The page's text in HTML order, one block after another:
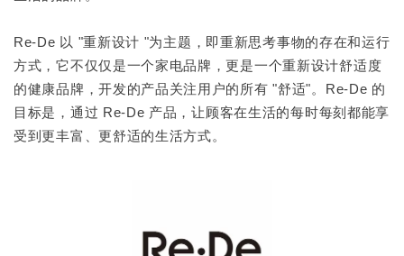
Re-De 以 "重新设计 "为主题，即重新思考事物的存在和运行
方式，它不仅仅是一个家电品牌，更是一个重新设计舒适度
的健康品牌，开发的产品关注用户的所有 "舒适"。Re-De 的
目标是，通过 Re-De 产品，让顾客在生活的每时每刻都能享
受到更丰富、更舒适的生活方式。